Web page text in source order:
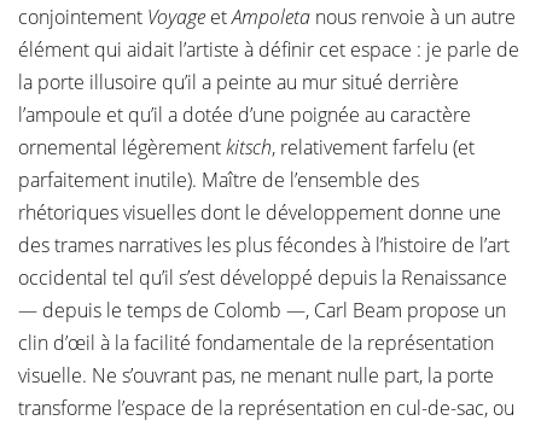
conjointement Voyage etAmpoleta nous renvoie à un autre
élément qui aidait l’artiste à définir cet espace : je parle de
la porte illusoire qu’il a peinte au mur situé derrière
l’ampoule et qu’il a dotée d’une poignée au caractère
ornemental légèrementkitsch, relativement farfelu (et
parfaitement inutile). Maître de l’ensemble des
rhétoriques visuelles dont le développement donne une
des trames narratives les plus fécondes à l’histoire de l’art
occidental tel qu’il s’est développé depuis la Renaissance
— depuis le temps de Colomb —, Carl Beam propose un
clin d’œil à la facilité fondamentale de la représentation
visuelle. Ne s’ouvrant pas, ne menant nulle part, la porte
transforme l’espace de la représentation en cul-de-sac, ou